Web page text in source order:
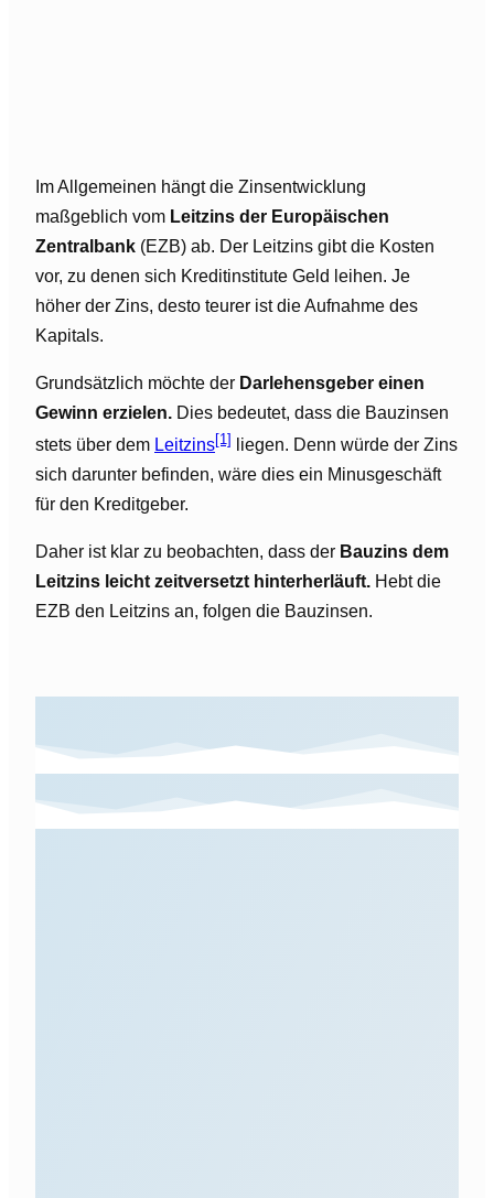
Im Allgemeinen hängt die Zinsentwicklung
maßgeblich vom Leitzins der Europäischen
Zentralbank (EZB) ab. Der Leitzins gibt die Kosten
vor, zu denen sich Kreditinstitute Geld leihen. Je
höher der Zins, desto teurer ist die Aufnahme des
Kapitals.
Grundsätzlich möchte der Darlehensgeber einen
Gewinn erzielen. Dies bedeutet, dass die Bauzinsen
stets über dem Leitzins[1]
liegen. Denn würde der Zins
sich darunter befinden, wäre dies ein Minusgeschäft
für den Kreditgeber.
Daher ist klar zu beobachten, dass der Bauzins dem
Leitzins leicht zeitversetzt hinterherläuft. Hebt die
EZB den Leitzins an, folgen die Bauzinsen.